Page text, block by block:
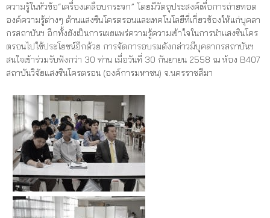
ความรู้ในหัวข้อ“เครื่องเคลือบกระจก” โดยมีวัตถุประสงค์เพื่อการถ่ายทอด
องค์ความรู้ต่างๆ ด้านแสงซินโครตรอนและเทคโนโลยีที่เกี่ยวข้องให้แก่บุคลา
กรสถาบันฯ อีกทั้งยังเป็นการเผยแพร่ความรู้ความเข้าใจในการนำแสงซินโคร
ตรอนไปใช้ประโยชน์อีกด้วย การจัดการอบรมดังกล่าวมีบุคลากรสถาบันฯ
สนใจเข้าร่วมรับฟังกว่า 30 ท่าน เมื่อวันที่ 30 กันยายน 2558 ณ ห้อง B407
สถาบันวิจัยแสงซินโครตรอน (องค์การมหาชน) จ.นครราชสีมา